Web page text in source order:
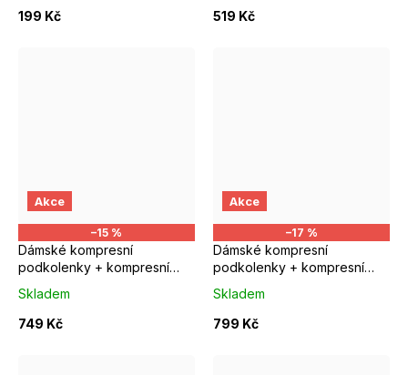
199 Kč
519 Kč
Akce
–15 %
Dámské kompresní
podkolenky + kompresní
Skladem
749 Kč
S/M EUR 37-39 M/L EUR 40-42
Akce
–17 %
Dámské kompresní
podkolenky + kompresní
růžové
Skladem
799 Kč
S/M EUR 37-39